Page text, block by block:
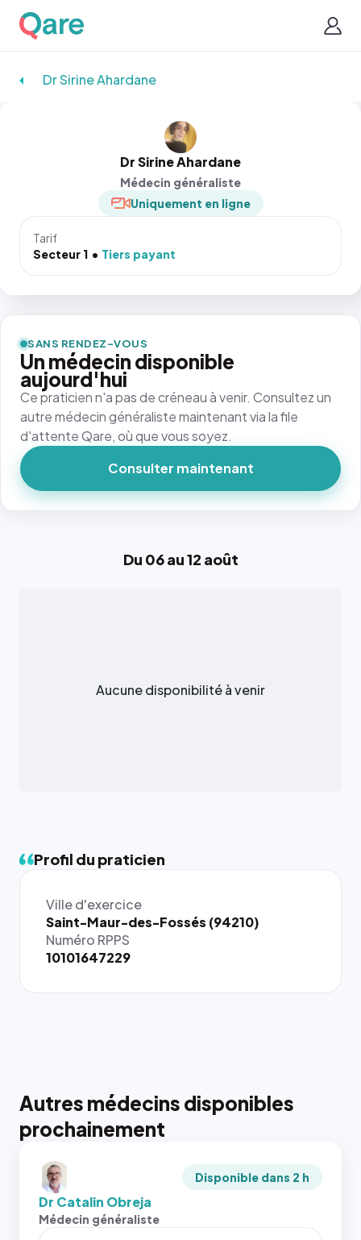
Dr Sirine Ahardane
Dr Sirine Ahardane
Médecin généraliste
Uniquement en ligne
Tarif
Secteur 1
Tiers payant
Du 06 au 12 août
Aucune disponibilité à venir
Profil du praticien
Ville d'exercice
Saint-Maur-des-Fossés (94210)
Numéro RPPS
10101647229
SANS RENDEZ-VOUS
Un médecin disponible
aujourd'hui
Ce praticien n'a pas de créneau à venir. Consultez un
autre médecin généraliste maintenant via la file
d'attente Qare, où que vous soyez.
Consulter maintenant
Autres médecins disponibles
prochainement
Disponible dans 2 h
Dr Catalin Obreja
Médecin généraliste